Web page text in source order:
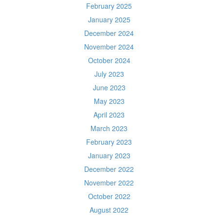
February 2025
January 2025
December 2024
November 2024
October 2024
July 2023
June 2023
May 2023
April 2023
March 2023
February 2023
January 2023
December 2022
November 2022
October 2022
August 2022